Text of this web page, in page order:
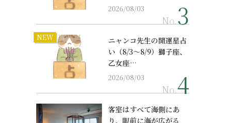
2026/08/03
No.
NEW
ニャンコ先生の開運星占
い（8/3～8/9）獅子座、
乙女座…
2026/08/03
No.
客室はすべて海側にあ
り、眼前に海が広がる